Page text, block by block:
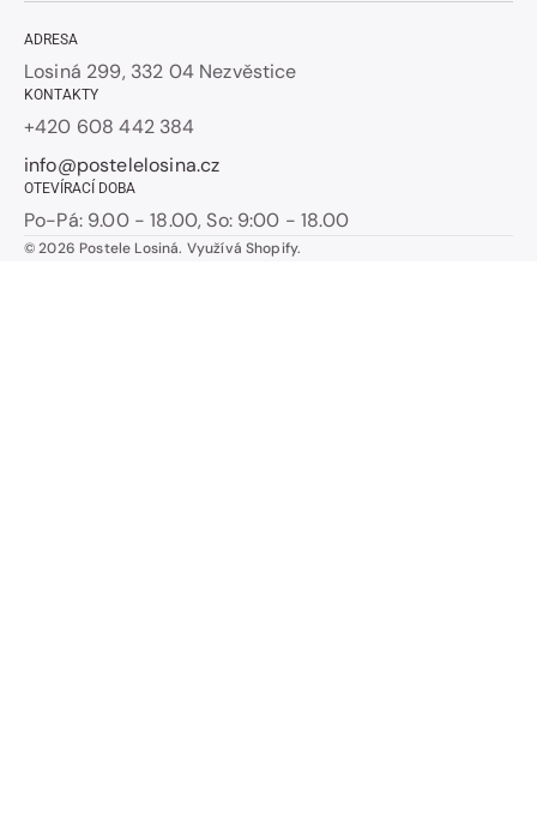
ADRESA
Losiná 299, 332 04 Nezvěstice
KONTAKTY
+420 608 442 384
info@postelelosina.cz
OTEVÍRACÍ DOBA
Po-Pá: 9.00 - 18.00, So: 9:00 - 18.00
© 2026 Postele Losiná. Využívá Shopify.